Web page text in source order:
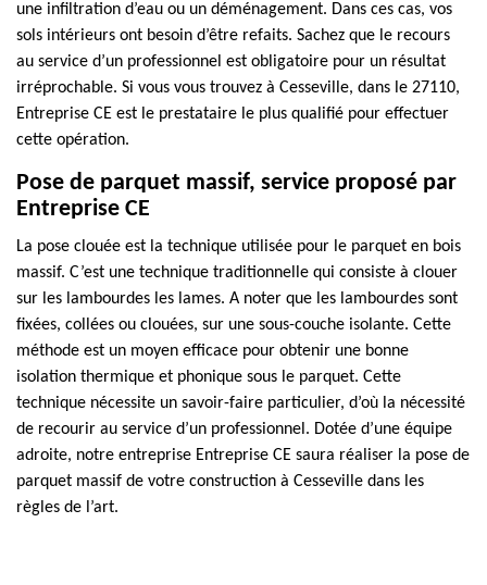
une infiltration d’eau ou un déménagement. Dans ces cas, vos
sols intérieurs ont besoin d’être refaits. Sachez que le recours
au service d’un professionnel est obligatoire pour un résultat
irréprochable. Si vous vous trouvez à Cesseville, dans le 27110,
Entreprise CE est le prestataire le plus qualifié pour effectuer
cette opération.
Pose de parquet massif, service proposé par
Entreprise CE
La pose clouée est la technique utilisée pour le parquet en bois
massif. C’est une technique traditionnelle qui consiste à clouer
sur les lambourdes les lames. A noter que les lambourdes sont
fixées, collées ou clouées, sur une sous-couche isolante. Cette
méthode est un moyen efficace pour obtenir une bonne
isolation thermique et phonique sous le parquet. Cette
technique nécessite un savoir-faire particulier, d’où la nécessité
de recourir au service d’un professionnel. Dotée d’une équipe
adroite, notre entreprise Entreprise CE saura réaliser la pose de
parquet massif de votre construction à Cesseville dans les
règles de l’art.